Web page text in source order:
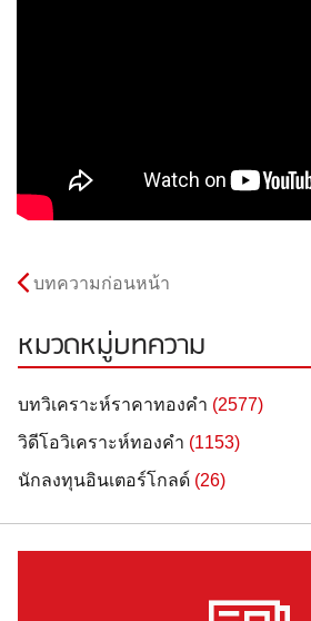
บทความก่อนหน้า
หมวดหมู่บทความ
บทวิเคราะห์ราคาทองคำ (2577)
วิดีโอวิเคราะห์ทองคำ (1153)
นักลงทุนอินเตอร์โกลด์ (26)